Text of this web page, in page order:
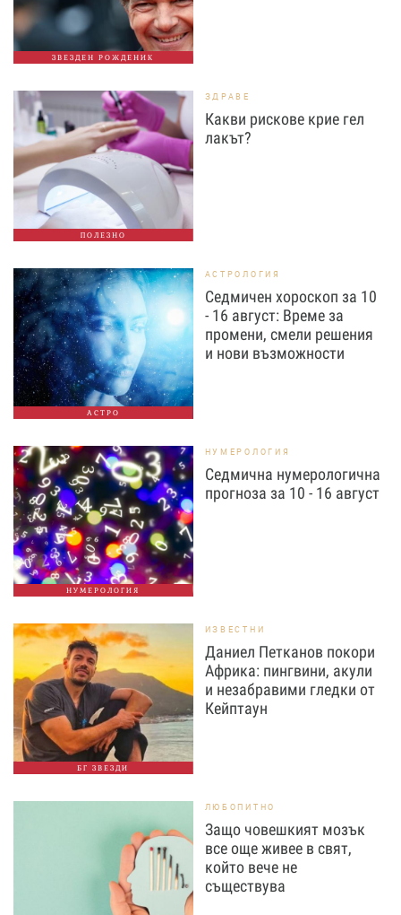
ЗВЕЗДЕН РОЖДЕНИК
ПОЛЕЗНО
ЗДРАВЕ
Какви рискове крие гел
лакът?
АСТРО
АСТРОЛОГИЯ
Седмичен хороскоп за 10
- 16 август: Време за
промени, смели решения
и нови възможности
НУМЕРОЛОГИЯ
НУМЕРОЛОГИЯ
Седмична нумерологична
прогноза за 10 - 16 август
БГ ЗВЕЗДИ
ИЗВЕСТНИ
Даниел Петканов покори
Африка: пингвини, акули
и незабравими гледки от
Кейптаун
ЛЮБОПИТНО
Защо човешкият мозък
все още живее в свят,
който вече не
съществува